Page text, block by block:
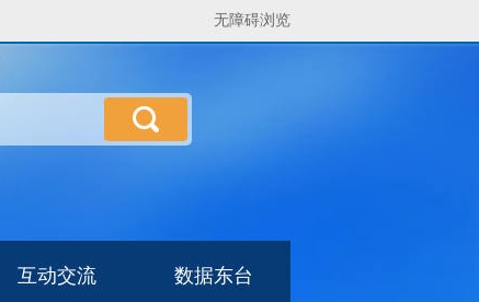
无障碍浏览
互动交流 数据东台